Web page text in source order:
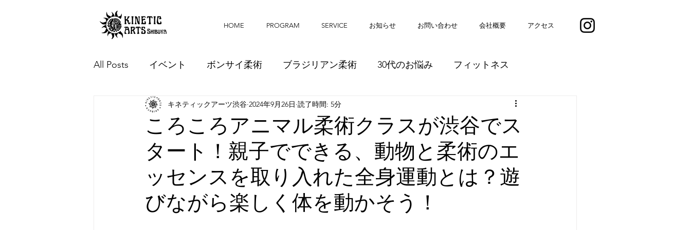
HOME PROGRAM SERVICE お知らせ お問い合わせ 会社概要 アクセス
All Posts イベント ボンサイ柔術 ブラジリアン柔術 30代のお悩み フィットネス
大人の部活 体力 睡眠の質 トレーニング 40代のお悩み
プログラムスケジュール バルシューレ スケジュール こどもイベント パルクール
ベビープラッツ R-LIVE ストレングス＆コンディショニング パフォーマンス ヨガ
ころころアニマル柔術クラスが渋谷でス
タート！親子でできる、動物と柔術のエ
ッセンスを取り入れた全身運動とは？遊
びながら楽しく体を動かそう！
キネティックアーツ渋谷 2024年9月26日 読了時間: 5分